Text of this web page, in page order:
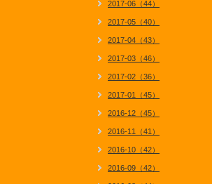
2017-06（44）
2017-05（40）
2017-04（43）
2017-03（46）
2017-02（36）
2017-01（45）
2016-12（45）
2016-11（41）
2016-10（42）
2016-09（42）